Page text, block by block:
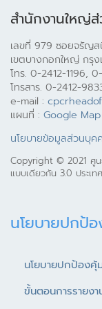
สำนักงานใหญ่
เลขที่ 979 ซอยจรัญส
เขตบางกอกใหญ่ กรุ
โทร. 0-2412-1196,
โทรสาร. 0-2412-
e-mail :
แผนที่ : Google Map
นโยบายข้อมูลส่วนบุค
Copyright © 2021 ศูน
แบบเดียวกัน 3.0 ประเท
นโยบายปกป้
นโยบายปกป้องคุ้
ขั้นตอนการรายง